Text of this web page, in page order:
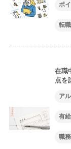
ポ
転職
在職
点を
ア
有給
職